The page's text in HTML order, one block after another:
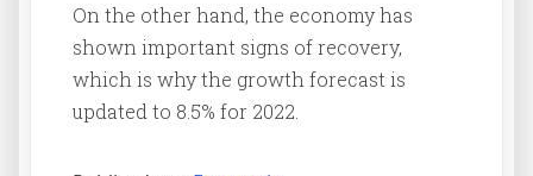
On the other hand, the economy has
shown important signs of recovery,
which is why the growth forecast is
updated to 8.5% for 2022.